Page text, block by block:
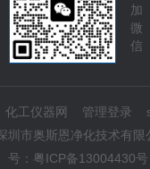
加
微
信
化工仪器网 管理登录
圳市奥斯恩净化技术有限
号： 粤ICP备13004430号